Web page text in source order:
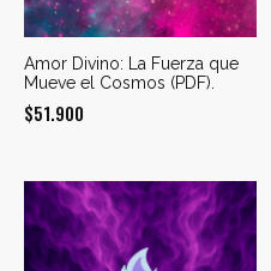
Amor Divino: La Fuerza que
Mueve el Cosmos (PDF).
$51.900